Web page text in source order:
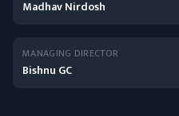
Madhav Nirdosh
MANAGING DIRECTOR
Bishnu GC